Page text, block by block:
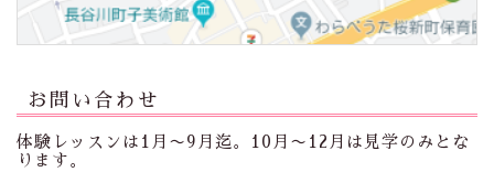
お問い合わせ
体験レッスンは1月〜9月迄。10月〜12月は見学のみとな
ります。